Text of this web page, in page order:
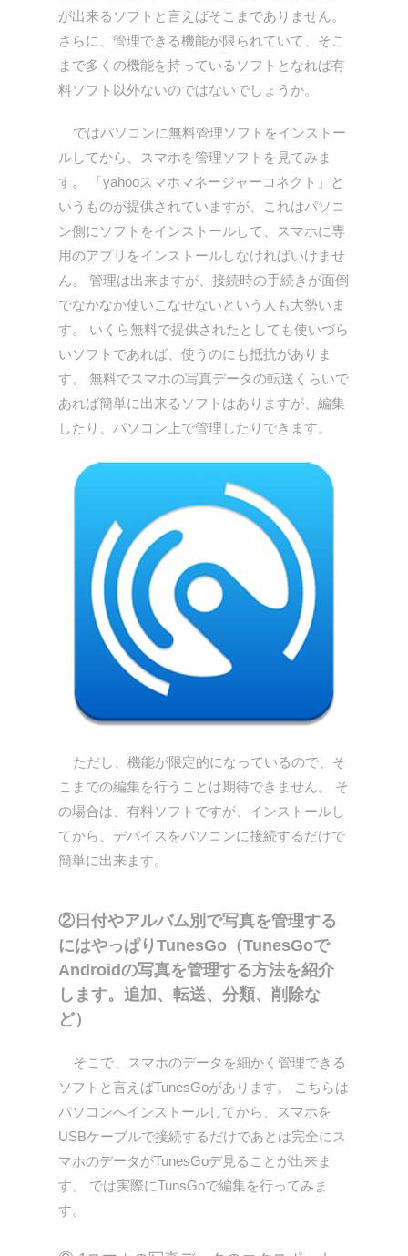
が出来るソフトと言えばそこまでありません。
さらに、管理できる機能が限られていて、そこ
まで多くの機能を持っているソフトとなれば有
料ソフト以外ないのではないでしょうか。
ではパソコンに無料管理ソフトをインストー
ルしてから、スマホを管理ソフトを見てみま
す。 「yahooスマホマネージャーコネクト」と
いうものが提供されていますが、これはパソコ
ン側にソフトをインストールして、スマホに専
用のアプリをインストールしなければいけませ
ん。 管理は出来ますが、接続時の手続きが面倒
でなかなか使いこなせないという人も大勢いま
す。 いくら無料で提供されたとしても使いづら
いソフトであれば、使うのにも抵抗がありま
す。 無料でスマホの写真データの転送くらいで
あれば簡単に出来るソフトはありますが、編集
したり、パソコン上で管理したりできます。
ただし、機能が限定的になっているので、そ
こまでの編集を行うことは期待できません。 そ
の場合は、有料ソフトですが、インストールし
てから、デバイスをパソコンに接続するだけで
簡単に出来ます。
②日付やアルバム別で写真を管理する
にはやっぱりTunesGo（TunesGoで
Androidの写真を管理する方法を紹介
します。追加、転送、分類、削除な
ど）
そこで、スマホのデータを細かく管理できる
ソフトと言えばTunesGoがあります。 こちらは
パソコンへインストールしてから、スマホを
USBケーブルで接続するだけであとは完全にス
マホのデータがTunesGoデ見ることが出来ま
す。 では実際にTunsGoで編集を行ってみま
す。